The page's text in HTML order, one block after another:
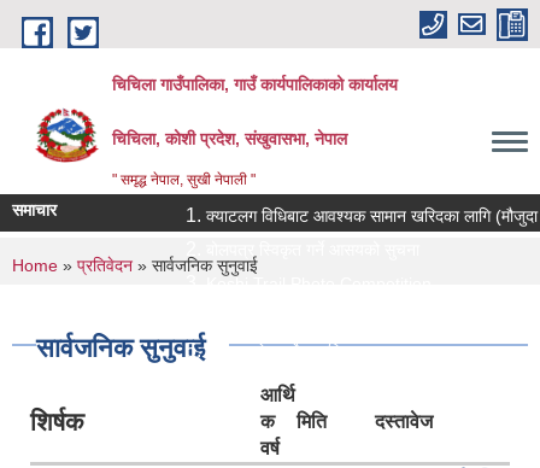
Skip to main content
चिचिला गाउँपालिका, गाउँ कार्यपालिकाको कार्यालय
चिचिला, कोशी प्रदेश, संखुवासभा, नेपाल
" समृद्ध नेपाल, सुखी नेपाली "
समाचार
क्याटलग विधिबाट आवश्यक सामान खरिदका लागि (मौजुदा
प्रस्ताव पेश गर्ने सम्बन्धि सुचना ।।
You are here
Home » प्रतिवेदन » सार्वजनिक सुनुवाई
सार्वजनिक सुनुवाई
शिर्षक
आर्थि
क
वर्ष
मिति दस्तावेज